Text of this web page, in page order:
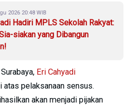
2026 20:48 WIB
Hadiri MPLS Sekolah Rakyat:
siakan yang Dibangun
Eri Cahyadi
pelaksanaan sensus.
akan menjadi pijakan